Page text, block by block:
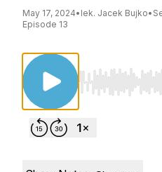
May 17, 2024• lek. Jacek Bujko•
Episode 13
Use Left/Right